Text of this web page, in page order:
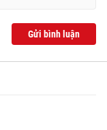
Gửi bình luận